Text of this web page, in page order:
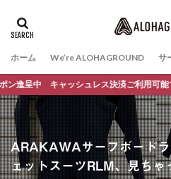
ホーム We’re ALOHAGROUND サ
レス決済ご利用可能です
ARAKAWAサーフボード
ェットスーツRLM、見ちゃ